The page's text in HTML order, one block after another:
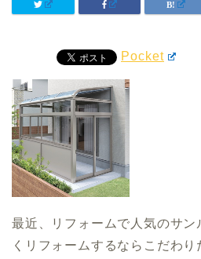
Pocket
最近、リフォームで人気のサ
くリフォームするならこだわ